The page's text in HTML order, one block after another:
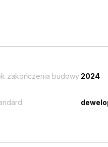
zakończenia budowy 2024